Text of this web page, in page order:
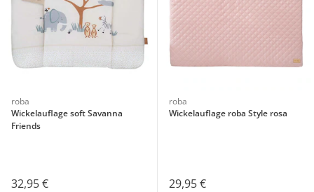
roba
Wickelauflage soft Savanna
Friends
32,95 €
roba
Wickelauflage roba Style rosa
29,95 €